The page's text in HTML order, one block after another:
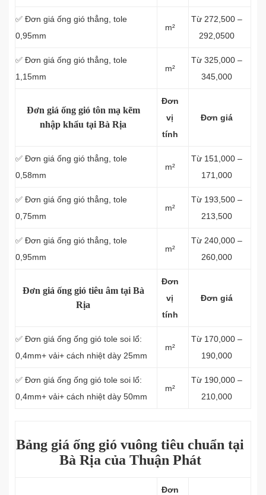
✅ Đơn giá ống gió thẳng, tole
0,95mm
m²
Từ 272,500 –
292,0500
✅ Đơn giá ống gió thẳng, tole
1,15mm
m²
Từ 325,000 –
345,000
Đơn giá ống gió tôn mạ kẽm
nhập khẩu tại Bà Rịa
Đơn
vị
tính
Đơn giá
✅ Đơn giá ống gió thẳng, tole
0,58mm
m²
Từ 151,000 –
171,000
✅ Đơn giá ống gió thẳng, tole
0,75mm
m²
Từ 193,500 –
213,500
✅ Đơn giá ống gió thẳng, tole
0,95mm
m²
Từ 240,000 –
260,000
Đơn giá ống gió tiêu âm tại Bà
Rịa
Đơn
vị
tính
Đơn giá
✅ Đơn giá ống ống gió tole soi lổ:
0,4mm+ vải+ cách nhiệt dày 25mm
m²
Từ 170,000 –
190,000
✅ Đơn giá ống ống gió tole soi lổ:
0,4mm+ vải+ cách nhiệt dày 50mm
m²
Từ 190,000 –
210,000
Bảng giá ống gió vuông tiêu chuẩn tại
Bà Rịa của Thuận Phát
Đơn